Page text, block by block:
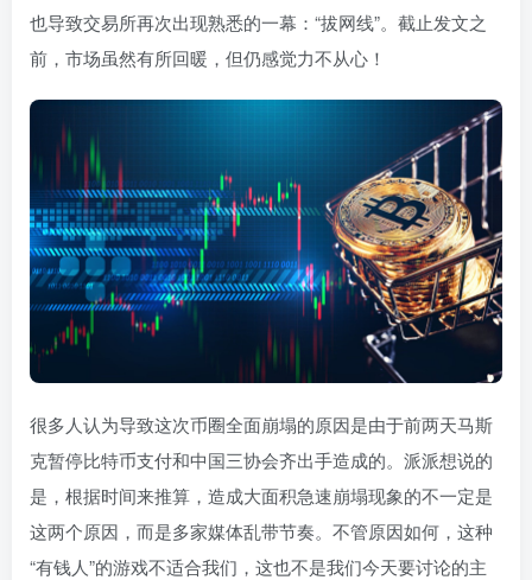
也导致交易所再次出现熟悉的一幕：“拔网线”。截止发文之
前，市场虽然有所回暖，但仍感觉力不从心！
很多人认为导致这次币圈全面崩塌的原因是由于前两天马斯
克暂停比特币支付和中国三协会齐出手造成的。派派想说的
是，根据时间来推算，造成大面积急速崩塌现象的不一定是
这两个原因，而是多家媒体乱带节奏。不管原因如何，这种
“有钱人”的游戏不适合我们，这也不是我们今天要讨论的主